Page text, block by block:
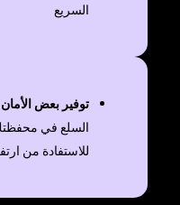
السريع
توفير بعض
السلع في
للاستفادة من